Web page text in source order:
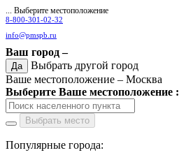
... Выберите местоположение
8-800-301-02-32
info@pmspb.ru
Ваш город –
Да
Выбрать другой город
Ваше местоположение – Москва
Выберите Ваше местоположение :
Выбрать место
Популярные города: